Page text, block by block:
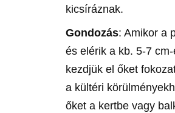
kicsíráznak.
Gondozás: Amikor a
és elérik a kb. 5-7
kezdjük el őket
a kültéri
őket a kertbe vagy